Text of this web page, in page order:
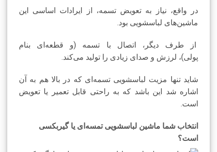
در واقع، نیاز به تعویض تسمه، از ایرادات اساسی این
ماشین‌های لباسشویی بود.
از طرف دیگر، اتصال با تسمه (و قطعه‌ای بنام
پولی)، لرزش و صدای زیادی را تولید می‌کند.
شاید تنها مزیت لباسشویی تسمه‌ای که در بالا هم به آن
اشاره شد این باشد که به راحتی قابل تعمیر یا تعویض
است.
انتخاب شما ماشین لباسشویی تمسه‌ای یا گیربکسی
است؟